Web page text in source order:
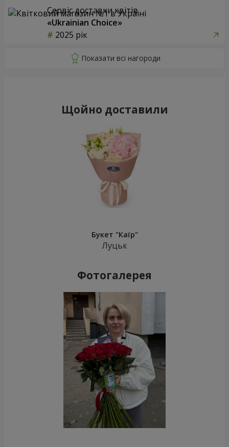
Сервіс доставки квітів
«Ukrainian Choice»
2025 рік
Щойно доставили
Букет "Каїр"
Луцьк
Фотогалерея